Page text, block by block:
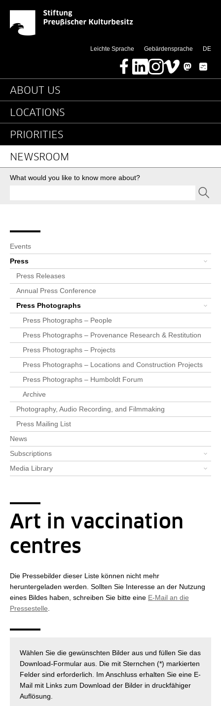
Jump directly to:
Detailseite - Stiftung
Leichte Sprache Gebärdensprache DE
FacebookLinkedInInstagram
Vimeo MastodonBluesky
Main navigation
ABOUT US
LOCATIONS
PRIORITIES
NEWSROOM
Search
What would you like to know more about?
Breadcrumb
Bereichsnavigation
Events
Press
Press Releases
Annual Press Conference
Press Photographs
Press Photographs – People
Press Photographs – Provenance Research & Restitution
Press Photographs – Projects
Press Photographs – Locations and Construction Projects
Press Photographs – Humboldt Forum
Archive
Photography, Audio Recording, and Filmmaking
Press Mailing List
News
Subscriptions
Media Library
Art in vaccination
centres
Die Pressebilder dieser Liste können nicht mehr
heruntergeladen werden. Sollten Sie Interesse an der Nutzung
eines Bildes haben, schreiben Sie bitte eine E-Mail an die
Pressestelle
Wählen Sie die gewünschten Bilder aus und füllen Sie das
Download-Formular aus. Die mit Sternchen (*) markierten
Felder sind erforderlich. Im Anschluss erhalten Sie eine E-
Mail mit Links zum Download der Bilder in druckfähiger
Auflösung.